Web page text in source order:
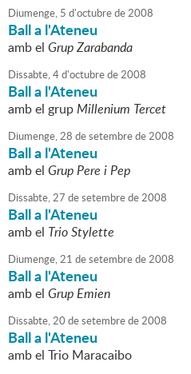
Diumenge, 5 d'octubrede2008
Ball a l'Ateneu
amb el Grup Zarabanda
Dissabte,4d'octubrede2008
Ball a l'Ateneu
amb el grupMillenium Tercet
Diumenge,28 desetembrede2008
Ball a l'Ateneu
amb el Grup Pere i Pep
Dissabte,27 desetembrede2008
Ball a l'Ateneu
amb el Trio Stylette
Diumenge,21 desetembrede2008
Ball a l'Ateneu
amb el Grup Emien
Dissabte,20 desetembrede2008
Ball a l'Ateneu
amb el Trio Maracaibo